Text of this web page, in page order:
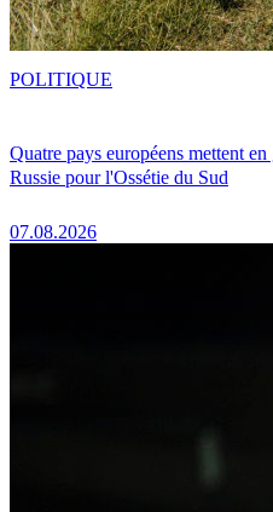
Quatre pays européens mettent
Russie pour l'Ossétie du Sud
07.08.2026
POLITIQUE